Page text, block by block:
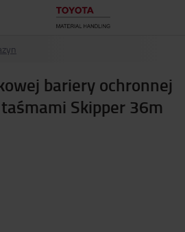
bariery ochronnej
Skipper 36m